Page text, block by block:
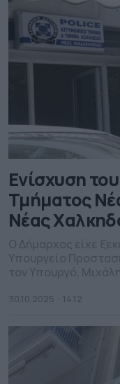
Ενίσχυση
Τμήματος
Νέας
τοπικού
30.10.2025 - 14.12